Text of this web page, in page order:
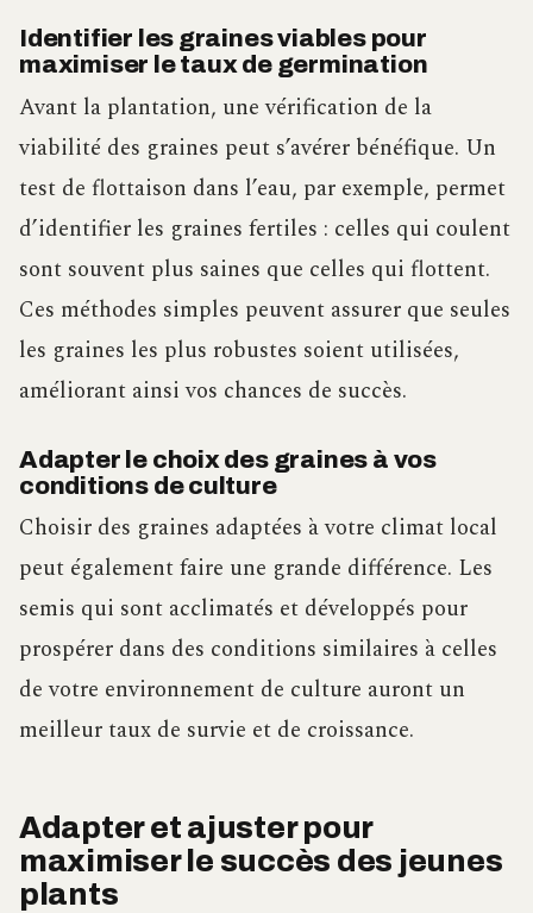
Identifier les graines viables pour
maximiser le taux de germination
Avant la plantation, une vérification de la
viabilité des graines peut s’avérer bénéfique. Un
test de flottaison dans l’eau, par exemple, permet
d’identifier les graines fertiles : celles qui coulent
sont souvent plus saines que celles qui flottent.
Ces méthodes simples peuvent assurer que seules
les graines les plus robustes soient utilisées,
améliorant ainsi vos chances de succès.
Adapter le choix des graines à vos
conditions de culture
Choisir des graines adaptées à votre climat local
peut également faire une grande différence. Les
semis qui sont acclimatés et développés pour
prospérer dans des conditions similaires à celles
de votre environnement de culture auront un
meilleur taux de survie et de croissance.
Adapter et ajuster pour
maximiser le succès des jeunes
plants